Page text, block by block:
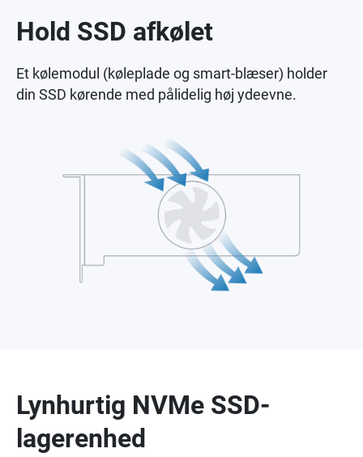
Hold SSD afkølet
Et kølemodul (køleplade og smart-blæser) holder
din SSD kørende med pålidelig høj ydeevne.
Lynhurtig NVMe SSD-
lagerenhed